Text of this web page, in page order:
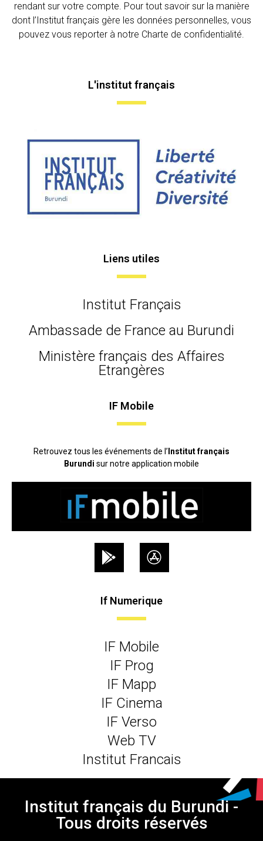
rendant sur votre compte. Pour tout savoir sur la manière
dont l’Institut français gère les données personnelles, vous
pouvez vous reporter à notre Charte de confidentialité.
L'institut français
Liens utiles
Institut Français
Ambassade de France au Burundi
Ministère français des Affaires
Etrangères
IF Mobile
Retrouvez tous les événements de l’ Institut français
Burundi sur notre application mobile
If Numerique
IF Mobile
IF Prog
IF Mapp
IF Cinema
IF Verso
Web TV
Institut Francais
Institut français du Burundi -
Tous droits réservés